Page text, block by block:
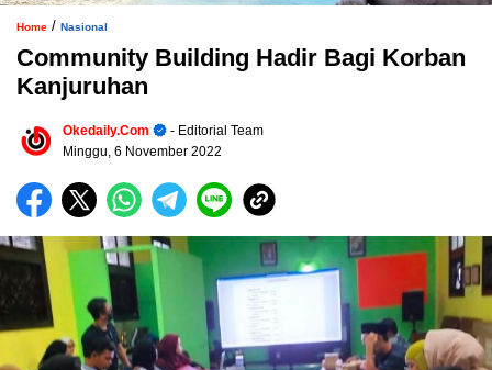
Home / Nasional
Community Building Hadir Bagi Korban
Kanjuruhan
Okedaily.com
- Editorial Team
Minggu, 6 November 2022